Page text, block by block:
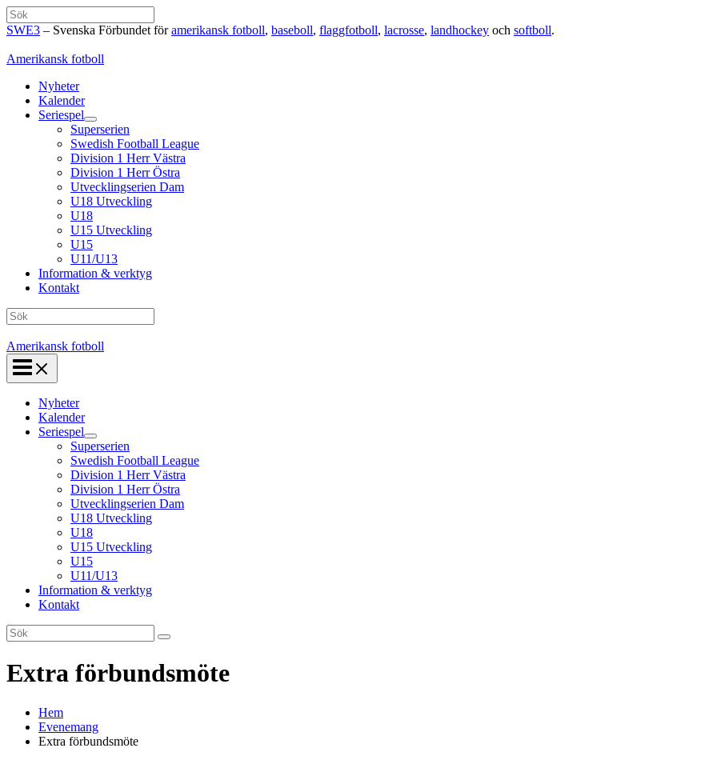
Hoppa
till
Sök
SWE3 – Svenska Förbundet föramerikansk fotboll, baseboll, flaggfotboll, lacrosse, landhockey och softboll.
Amerikansk fotboll
Nyheter
Kalender
Seriespel
Superserien
Swedish Football League
Division 1 Herr Västra
Division 1 Herr Östra
Utvecklingserien Dam
U18 Utveckling
U18
U15 Utveckling
U15
U11/U13
Information & verktyg
Kontakt
Sök
Amerikansk fotboll
Nyheter
Kalender
Seriespel
Superserien
Swedish Football League
Division 1 Herr Västra
Division 1 Herr Östra
Utvecklingserien Dam
U18 Utveckling
U18
U15 Utveckling
U15
U11/U13
Information & verktyg
Kontakt
Search
for:
Extra förbundsmöte
Hem
Evenemang
Extra förbundsmöte